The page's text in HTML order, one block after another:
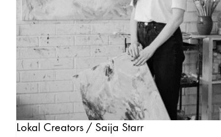
Lokal Creators / Saija Starr